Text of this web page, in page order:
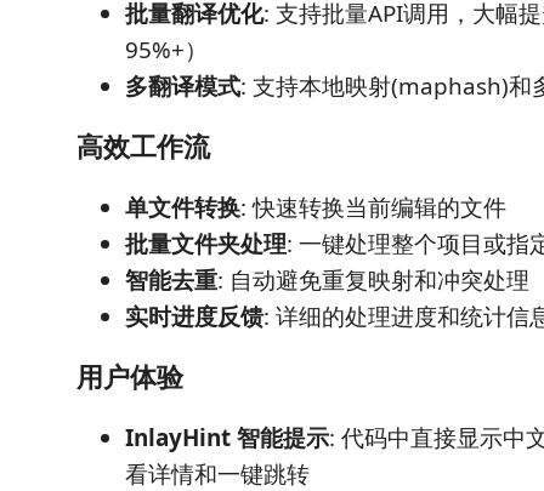
批量翻译优化: 支持批量API调用，大幅
95%+）
多翻译模式: 支持本地映射(maphash)和
高效工作流
单文件转换: 快速转换当前编辑的文件
批量文件夹处理: 一键处理整个项目或指
智能去重: 自动避免重复映射和冲突处理
实时进度反馈: 详细的处理进度和统计信
用户体验
InlayHint 智能提示: 代码中直接显示中
看详情和一键跳转